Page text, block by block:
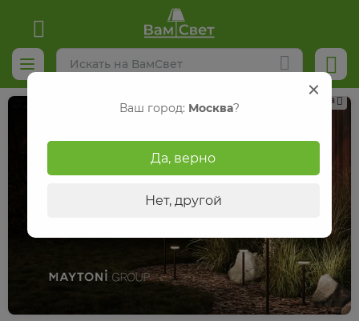
Реклама
Ваш город: Москва?
Да, верно
Нет, другой